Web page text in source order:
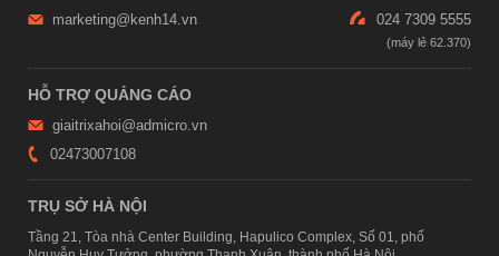
marketing@kenh14.vn 024 7309 5555
HỖ TRỢ QUẢNG CÁO
giaitrixahoi@admicro.vn
02473007108
TRỤ SỞ HÀ NỘI
Tầng 21, Tòa nhà Center Building, Hapulico Complex, Số 01, phố